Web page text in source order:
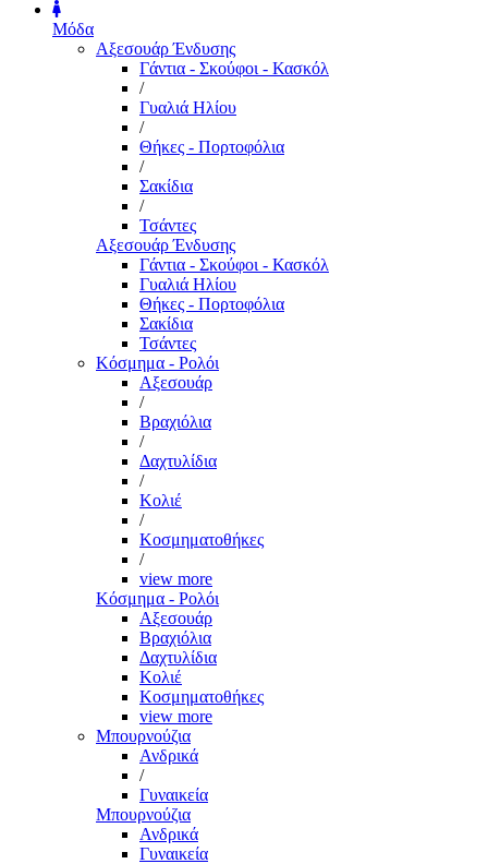
Μόδα
Αξεσουάρ Ένδυσης
Γάντια - Σκούφοι - Κασκόλ
/
Γυαλιά Ηλίου
/
Θήκες - Πορτοφόλια
/
Σακίδια
/
Τσάντες
Αξεσουάρ Ένδυσης
Γάντια - Σκούφοι - Κασκόλ
Γυαλιά Ηλίου
Θήκες - Πορτοφόλια
Σακίδια
Τσάντες
Κόσμημα - Ρολόι
Αξεσουάρ
/
Βραχιόλια
/
Δαχτυλίδια
/
Κολιέ
/
Κοσμηματοθήκες
/
view more
Κόσμημα - Ρολόι
Αξεσουάρ
Βραχιόλια
Δαχτυλίδια
Κολιέ
Κοσμηματοθήκες
view more
Μπουρνούζια
Ανδρικά
/
Γυναικεία
Μπουρνούζια
Ανδρικά
Γυναικεία